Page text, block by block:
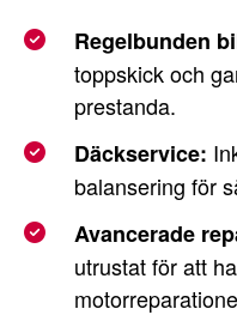
Regelbunden
toppskick och
prestanda.
Däckservice:
balansering för
Avancerade
utrustat för att